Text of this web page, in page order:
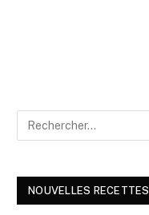
NOUVELLES RECETTES